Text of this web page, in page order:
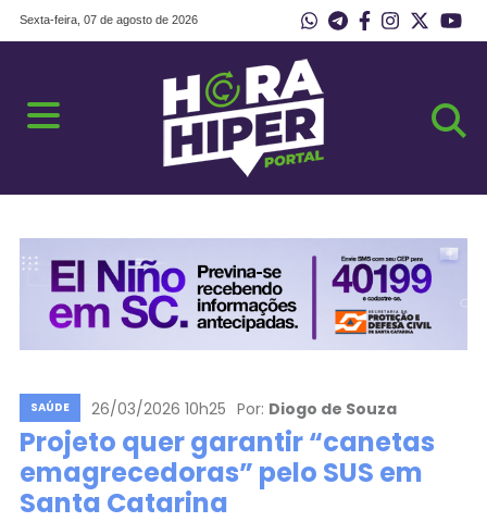
Sexta-feira, 07 de agosto de 2026
SAÚDE 26/03/2026 10h25 Por: Diogo de Souza
Projeto quer garantir “canetas
emagrecedoras” pelo SUS em
Santa Catarina